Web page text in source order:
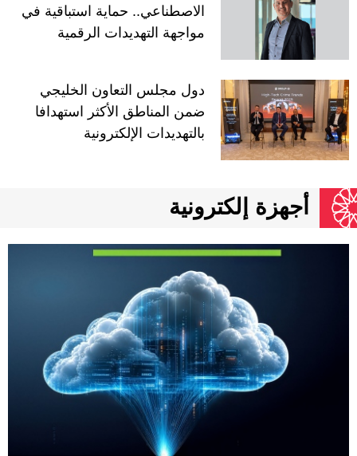
الاصطناعي.. حماية استباقية في
مواجهة التهديدات الرقمية
دول مجلس التعاون الخليجي
ضمن المناطق الأكثر استهدافا
بالتهديدات الإلكترونية
أجهزة إلكترونية